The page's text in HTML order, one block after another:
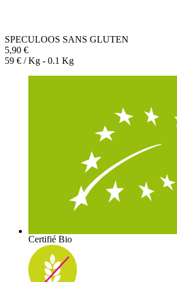
SPECULOOS SANS GLUTEN
5,90 €
59 € / Kg - 0.1 Kg
Certifié Bio